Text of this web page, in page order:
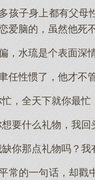
孩子身上都有父母
爱脑的，虽然他死
，水琉是个表面深
任性惯了，他才不
忙，全天下就你最
想要什么礼物，我回
缺你那点礼物吗？我
常的一句话，却戳